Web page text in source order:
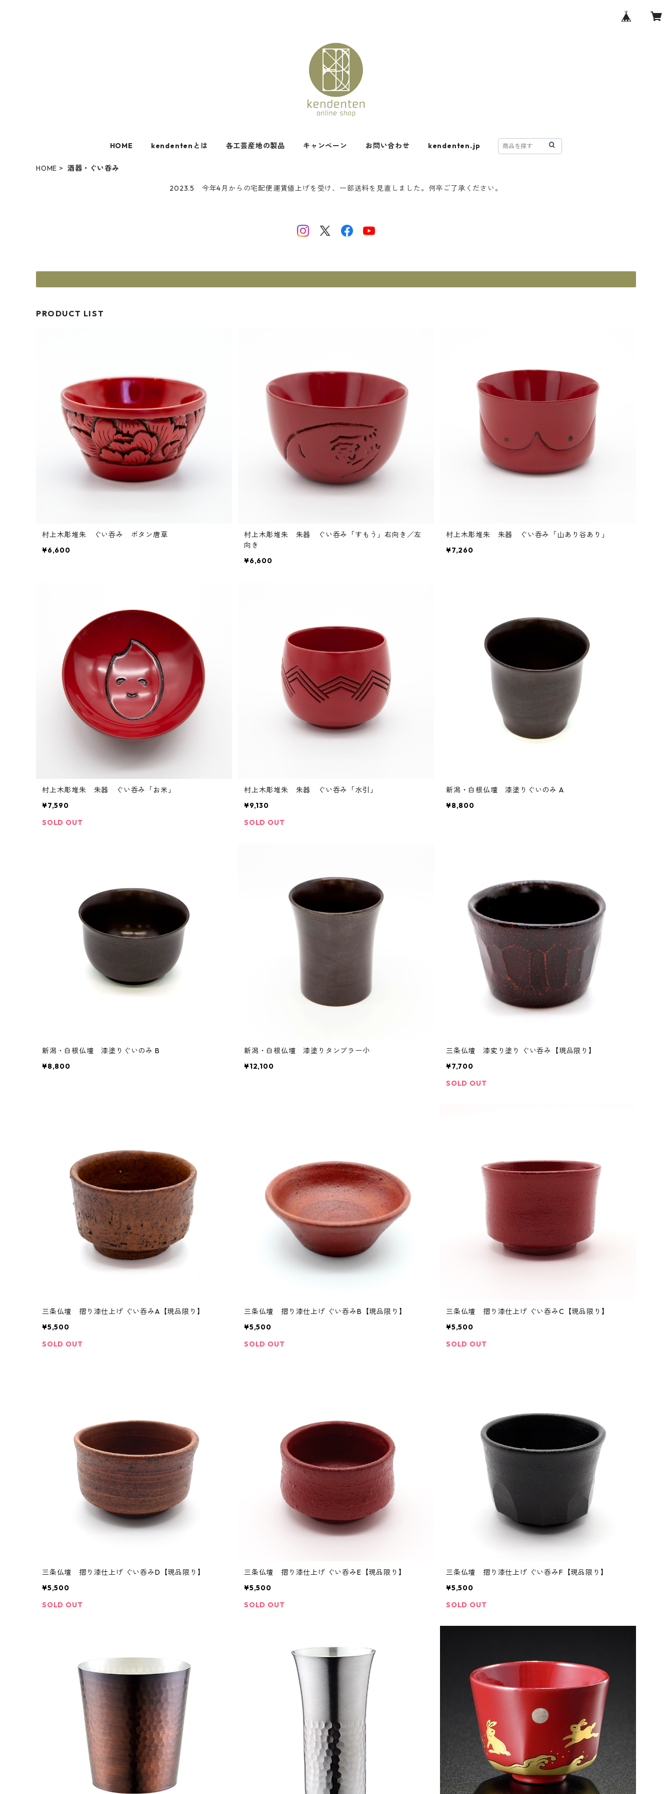
HOME kendentenとは 各工芸産地の製品 キャンペーン お問い合わせ kendenten.jp
HOME 酒器・ぐい呑み
2023.5 今年4月からの宅配便運賃値上げを受け、一部送料を見直しました。何卒ご了承ください。
PRODUCT LIST
村上木彫堆朱 ぐい呑み ボタン唐草
¥6,600
村上木彫堆朱 朱器 ぐい呑み「すもう」右向き／左
向き
¥6,600
村上木彫堆朱 朱器 ぐい呑み「山あり谷あり」
¥7,260
村上木彫堆朱 朱器 ぐい呑み「お米」
¥7,590
SOLD OUT
村上木彫堆朱 朱器 ぐい呑み「水引」
¥9,130
SOLD OUT
新潟・白根仏壇 漆塗りぐいのみ A
¥8,800
新潟・白根仏壇 漆塗りぐいのみ B
¥8,800
新潟・白根仏壇 漆塗りタンブラー小
¥12,100
三条仏壇 漆変り塗り ぐい呑み【現品限り】
¥7,700
SOLD OUT
三条仏壇 摺り漆仕上げ ぐい呑みA【現品限り】
¥5,500
SOLD OUT
三条仏壇 摺り漆仕上げ ぐい呑みB【現品限り】
¥5,500
SOLD OUT
三条仏壇 摺り漆仕上げ ぐい呑みC【現品限り】
¥5,500
SOLD OUT
三条仏壇 摺り漆仕上げ ぐい呑みD【現品限り】
¥5,500
SOLD OUT
三条仏壇 摺り漆仕上げ ぐい呑みE【現品限り】
¥5,500
SOLD OUT
三条仏壇 摺り漆仕上げ ぐい呑みF【現品限り】
¥5,500
SOLD OUT